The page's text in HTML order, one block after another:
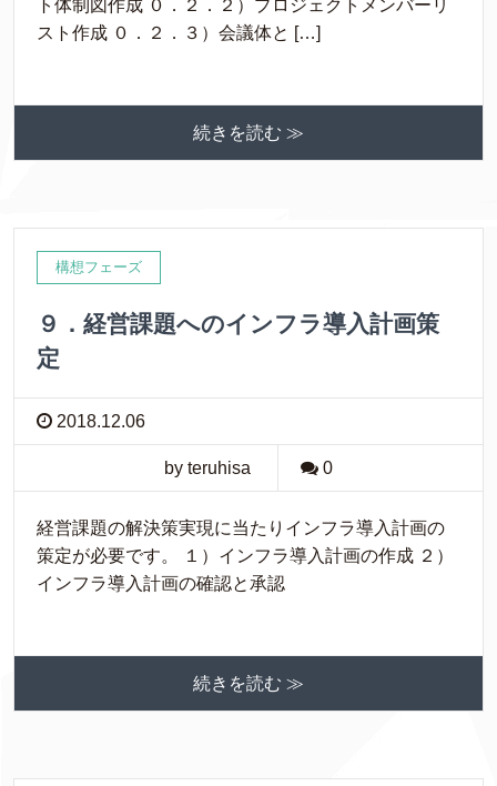
ト体制図作成 ０．２．２）プロジェクトメンバーリ
スト作成 ０．２．３）会議体と […]
続きを読む ≫
構想フェーズ
９．経営課題へのインフラ導入計画策
定
2018.12.06
by teruhisa 0
経営課題の解決策実現に当たりインフラ導入計画の
策定が必要です。 １）インフラ導入計画の作成 ２）
インフラ導入計画の確認と承認
続きを読む ≫